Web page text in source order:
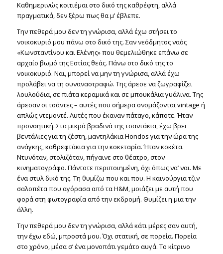
Καθημερινώς κοιτιέμαι στο δικό της καθρέφτη, αλλά
πραγματικά, δεν ξέρω πως θα μ’ έβλεπε.
Την πεθερά μου δεν τη γνώρισα, αλλά έχω στήσει το
νοικοκυριό μου πάνω στο δικό της. Σαν νεόδμητος ναός
«Κωνσταντίνου και Ελένης» που θεμελιώθηκε επάνω σε
αρχαίο βωμό της Εστίας θεάς. Πάνω στο δικό της το
νοικοκυριό. Ναι, μπορεί να μην τη γνώρισα, αλλά έχω
προλάβει να τη συναναστραφώ. Της άρεσε να ζωγραφίζει
λουλούδια, σε πιάτα κεραμικά και σε μπουκάλια γυάλινα. Της
άρεσαν οι τσάντες – αυτές που σήμερα ονομάζονται vintage ή
απλώς ντεμοντέ. Αυτές που έκαναν πάταγο, κάποτε. Ήταν
προνοητική. Στα μικρά βραδινά της τσαντάκια, έχω βρει
βεντάλιες για τη ζέστη, μαντηλάκια Hondos για την ώρα της
ανάγκης, καθρεφτάκια για την κοκεταρία. Ήταν κοκέτα.
Ντυνόταν, στολιζόταν, πήγαινε στο θέατρο, στον
κινηματογράφο. Πάντοτε περιποιημένη, όχι όπως να’ ναι. Με
ένα στυλ δικό της. Τη θυμίζω που και που. Η καινούργια τζιν
σαλοπέτα που αγόρασα από τα H&M, μοιάζει με αυτή που
φορά στη φωτογραφία από την εκδρομή. Θυμίζει η μια την
άλλη.
Την πεθερά μου δεν τη γνώρισα, αλλά κάτι μέρες σαν αυτή,
την έχω εδώ, μπροστά μου. Όχι στατική, σε πορεία. Πορεία
στο χρόνο, μέσα σ’ ένα μονοπάτι γεμάτο αυγά. Το κίτρινο